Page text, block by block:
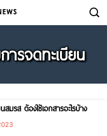
ารจดทะเบียน
สมรส ต้องใช้เอกสารอะไรบ้าง